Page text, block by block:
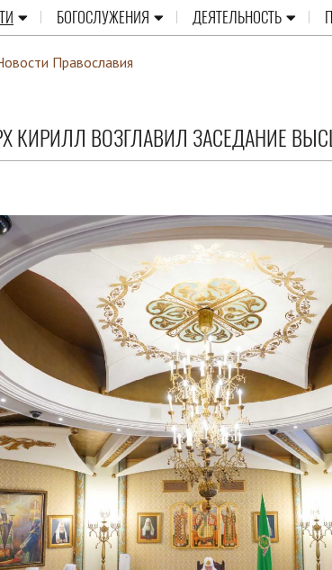
БОГОСЛУЖЕНИЯ ДЕЯТЕЛЬНОСТЬ
Православия
КИРИЛЛ ВОЗГЛАВИЛ ЗАСЕДАНИЕ